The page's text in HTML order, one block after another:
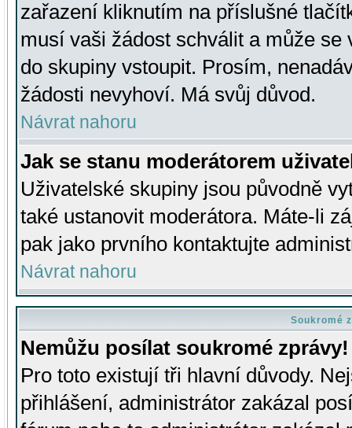
zařazení kliknutím na příslušné
musí vaši žádost schválit a může se
do skupiny vstoupit. Prosím,
žádosti nevyhoví. Má svůj důvod.
Návrat nahoru
Jak se stanu moderátorem
Uživatelské skupiny jsou původně
také ustanovit moderátora. Máte-li
pak jako prvního kontaktujte
Návrat nahoru
Soukromé
Nemůžu posílat soukromé zprávy!
Pro toto existují tři hlavní důvody.
přihlášení, administrátor zakázal